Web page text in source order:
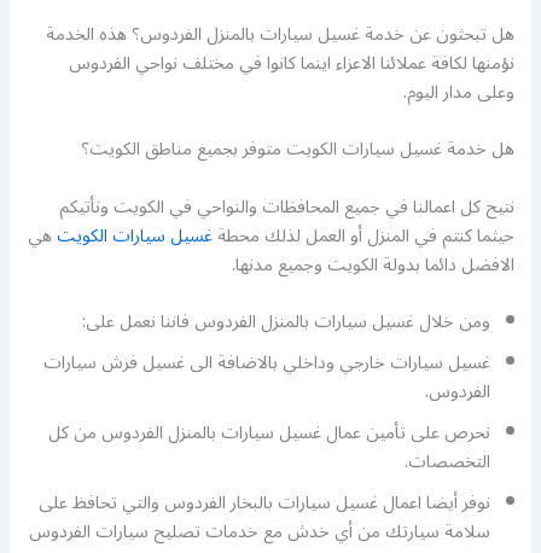
هل تبحثون عن خدمة غسيل سيارات بالمنزل الفردوس؟ هذه الخدمة
نؤمنها لكافة عملائنا الاعزاء اينما كانوا في مختلف نواحي الفردوس
وعلى مدار اليوم.
هل خدمة غسيل سيارات الكويت متوفر بجميع مناطق الكويت؟
نتيح كل اعمالنا في جميع المحافظات والنواحي في الكويت ونأتيكم
حيثما كنتم في المنزل أو العمل لذلك محطةغسيل سيارات الكويتهي
الافضل دائما بدولة الكويت وجميع مدنها.
ومن خلال غسيل سيارات بالمنزل الفردوس فاننا نعمل على:
غسيل سيارات خارجي وداخلي بالاضافة الى غسيل فرش سيارات
الفردوس.
نحرص على تأمين عمال غسيل سيارات بالمنزل الفردوس من كل
التخصصات.
نوفر أيضا اعمال غسيل سيارات بالبخار الفردوس والتي تحافظ على
سلامة سيارتك من أي خدش مع خدمات تصليح سيارات الفردوس